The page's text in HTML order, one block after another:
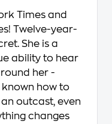
Times and
Twelve-year-
She is a
ability to hear
her -
known how to
outcast, even
changes